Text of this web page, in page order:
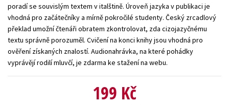
poradí se souvislým textem v italštině. Úroveň jazyka v publikaci je
vhodná pro začátečníky a mírně pokročilé studenty. Český zrcadlový
překlad umožní čtenáři obratem zkontrolovat, zda cizojazyčnému
textu správně porozuměl. Cvičení na konci knihy jsou vhodná pro
ověření získaných znalostí. Audionahrávka, na které pohádky
vyprávějí rodilí mluvčí, je zdarma ke stažení na webu.
199 Kč